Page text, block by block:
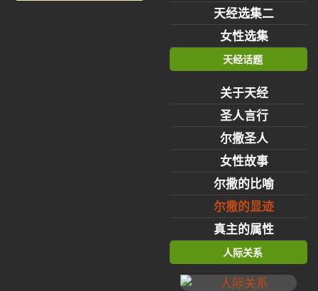
天经选集二
女性选集
天经话题
关于天经
圣人言行
尔撒圣人
女性故事
尔撒的比喻
尔撒的显迹
真主的属性
人际关系